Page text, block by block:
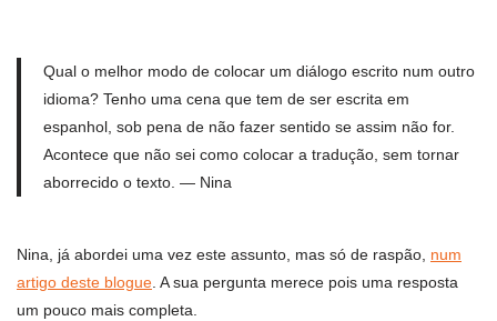
Qual o melhor modo de colocar um diálogo escrito num outro
idioma? Tenho uma cena que tem de ser escrita em
espanhol, sob pena de não fazer sentido se assim não for.
Acontece que não sei como colocar a tradução, sem tornar
aborrecido o texto. — Nina
Nina, já abordei uma vez este assunto, mas só de raspão, num
artigo deste blogue . A sua pergunta merece pois uma resposta
um pouco mais completa.